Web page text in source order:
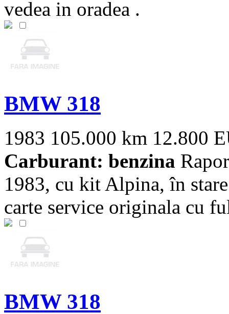
vedea in oradea .
BMW 318
1983 105.000 km 12.800
Carburant: benzina
1983, cu kit Alpina, în
carte service originala cu
BMW 318